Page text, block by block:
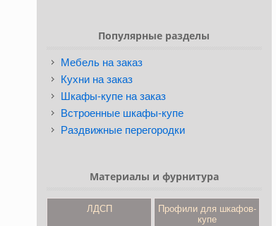
Популярные разделы
Мебель на заказ
Кухни на заказ
Шкафы-купе на заказ
Встроенные шкафы-купе
Раздвижные перегородки
Материалы и фурнитура
ЛДСП Профили для шкафов-
купе